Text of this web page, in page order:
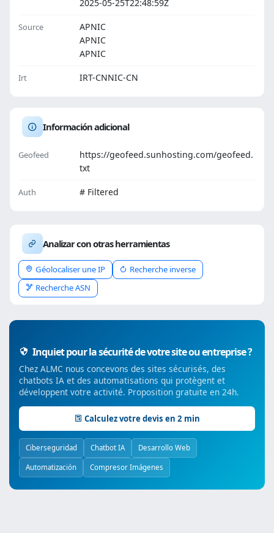
2025-05-25T22:48:59Z
Source
APNIC
APNIC
APNIC
Irt IRT-CNNIC-CN
Información adicional
Geofeed
https://geofeed.sunhosting.com/geofeed.
txt
Auth # Filtered
Analizar con otras herramientas
Géolocaliser une IP
Recherche inverse
Recherche ASN
Inquiet pour la sécurité de votre site ou entreprise ?
Chez ALMC nous concevons des sites sécurisés, des
chatbots IA et des automatisations qui protègent et
développent votre activité. Proposition gratuite en 24h.
Calculez votre devis en 2 min
Ciberseguridad Chatbot IA Desarrollo Web
Automatización Compresor Imágenes